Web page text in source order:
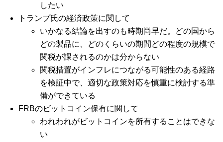
したい
トランプ氏の経済政策に関して
いかなる結論を出すのも時期尚早だ。どの国から
どの製品に、どのくらいの期間どの程度の規模で
関税が課されるのかは分からない
関税措置がインフレにつながる可能性のある経路
を検証中で、適切な政策対応を慎重に検討する準
備ができている
FRBのビットコイン保有に関して
われわれがビットコインを所有することはできな
い